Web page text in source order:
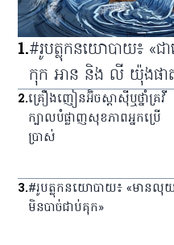
1.#រូបត្លុកនយោបាយ៖ «ជា
កុក អាន និង លី យ៉ុងផា
2.គ្រឿង​ញៀន​អ៊ិចស្តាស៊ី​ឬ​ថ្នាំ​គ្រវី​
ក្បាល​បំផ្លាញ​សុខភាព​អ្នក​ប្រើ
ប្រាស់
3.#រូបត្លុកនយោបាយ៖ «មានលុ
មិនបាច់ជាប់គុក»